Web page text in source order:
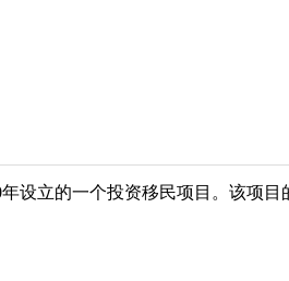
设立的一个投资移民项目。该项